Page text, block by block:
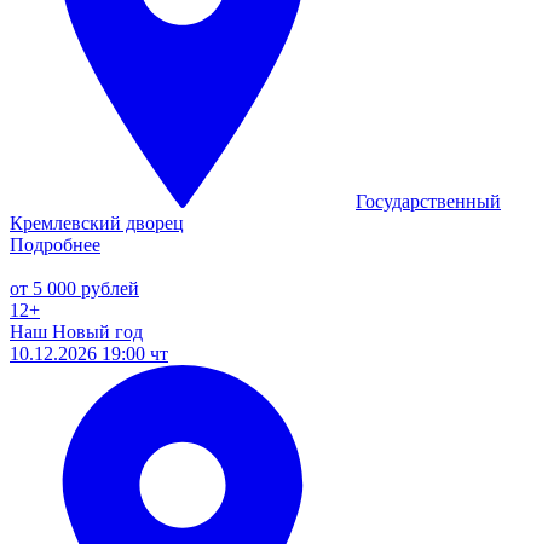
Государственный
Кремлевский дворец
Подробнее
от 5 000 рублей
12+
Наш Новый год
10.12.2026 19:00 чт